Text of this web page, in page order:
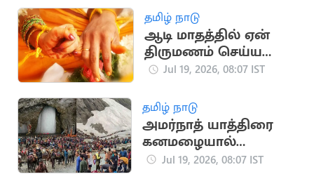
உறுதி!
தமிழ் நாடு
ஆடி மாதத்தில் ஏன்
திருமணம் செய்ய
கூடாது?
Jul 19, 2026, 08:07 IST
தமிழ் நாடு
அமர்நாத் யாத்திரை
கனமழையால்
தற்காலிக ரத்து
Jul 19, 2026, 08:07 IST